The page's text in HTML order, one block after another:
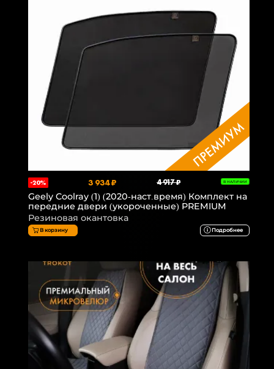
-20% 3 934 ₽ 4 917 ₽ В НАЛИЧИИ
Geely Coolray (1) (2020-наст.время) Комплект на
передние двери (укороченные) PREMIUM
Резиновая окантовка
В корзину Подробнее